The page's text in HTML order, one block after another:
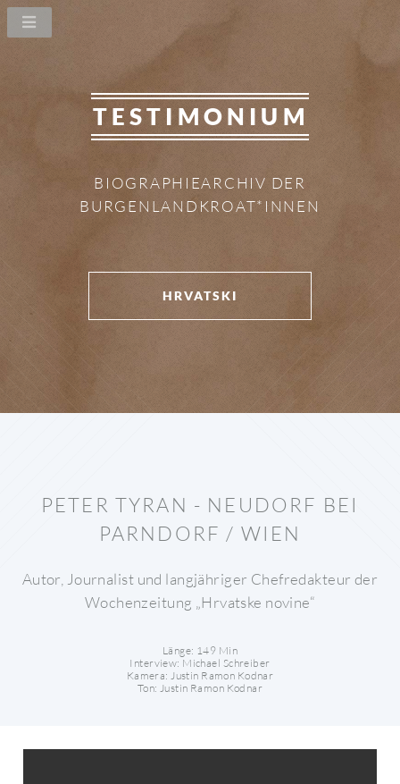
TESTIMONIUM
BIOGRAPHIEARCHIV DER
BURGENLANDKROAT*INNEN
HRVATSKI
PETER TYRAN - NEUDORF BEI
PARNDORF / WIEN
Autor, Journalist und langjähriger Chefredakteur der
Wochenzeitung „Hrvatske novine“
Länge: 149 Min
Interview: Michael Schreiber
Kamera: Justin Ramon Kodnar
Ton: Justin Ramon Kodnar